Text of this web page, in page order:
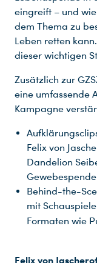
eingreift – und
dem Thema zu
Leben retten
dieser wichtigen
Zusätzlich zur
eine umfassende
Kampagne
Felix von
Dandelion
Behind-the-
mit
Formaten wie
Felix von